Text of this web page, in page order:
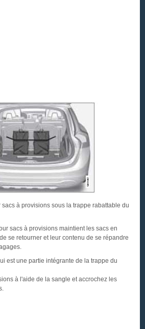
à provisions sous la trappe rabattable du
sacs à provisions maintient les sacs en
se retourner et leur contenu de se répandre
est une partie intégrante de la trappe du
à l'aide de la sangle et accrochez les